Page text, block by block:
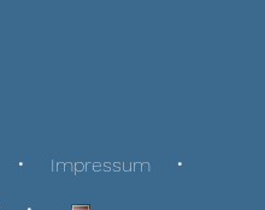
Impressum